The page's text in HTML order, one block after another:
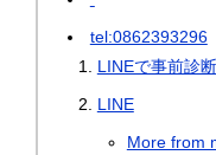
tel:0862393296
LINEで事前診断
LINE
More from